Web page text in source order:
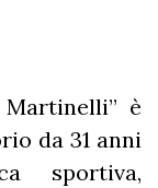
è
da 31 anni
sportiva,